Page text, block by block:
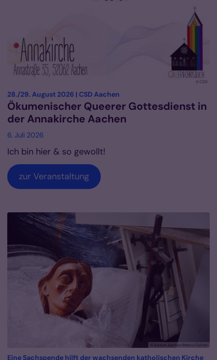
© CSD
28./29. August 2026 | CSD Aachen
Ökumenischer Queerer Gottesdienst in
der Annakirche Aachen
6. Juli 2026
Ich bin hier & so gewollt!
zur Veranstaltung
© Bistum Aachen/Marco Führer
Eine Sachspende hilft der wachsenden katholischen Kirche